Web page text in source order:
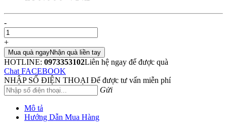
-
+
Mua quà ngayNhận quà liền tay
HOTLINE: 0973353102Liên hệ ngay để được quà
Chat FACEBOOK
NHẬP SỐ ĐIỆN THOẠI Để được tư vấn miễn phí
Gửi
Mô tả
Hướng Dẫn Mua Hàng